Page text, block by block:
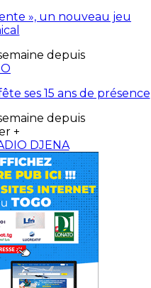
», un nouveau jeu
depuis
ses 15 ans de présence
depuis
+